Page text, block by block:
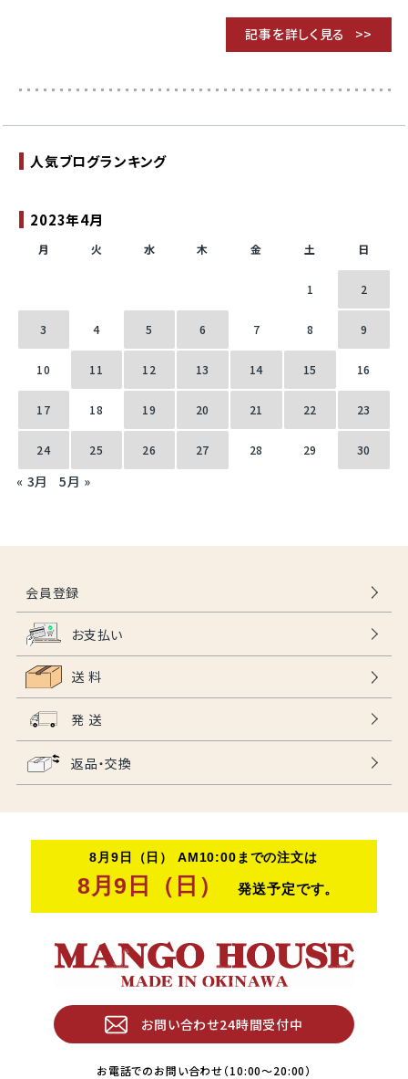
記事を詳しく見る
2023年4月
月 火 水 木 金 土 日
1 2
3 4 5 6 7 8 9
10 11 12 13 14 15 16
17 18 19 20 21 22 23
24 25 26 27 28 29 30
« 3月 5月 »
人気ブログランキング
会員登録
お支払い
送 料
発 送
返品・交換
お問い合わせ24時間受付中
お電話でのお問い合わせ（10:00〜20:00）